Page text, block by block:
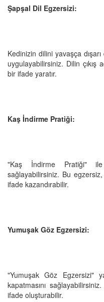
Şapşal Dil Egzersizi:
Kedinizin dilini yavaşça
uygulayabilirsiniz. Dilin çıkış
bir ifade yaratır.
Kaş İndirme Pratiği:
"Kaş İndirme Pratiği" ile
sağlayabilirsiniz. Bu
ifade kazandırabilir.
Yumuşak Göz Egzersizi:
"Yumuşak Göz Egzersizi"
kapatmasını
ifade oluşturabilir.